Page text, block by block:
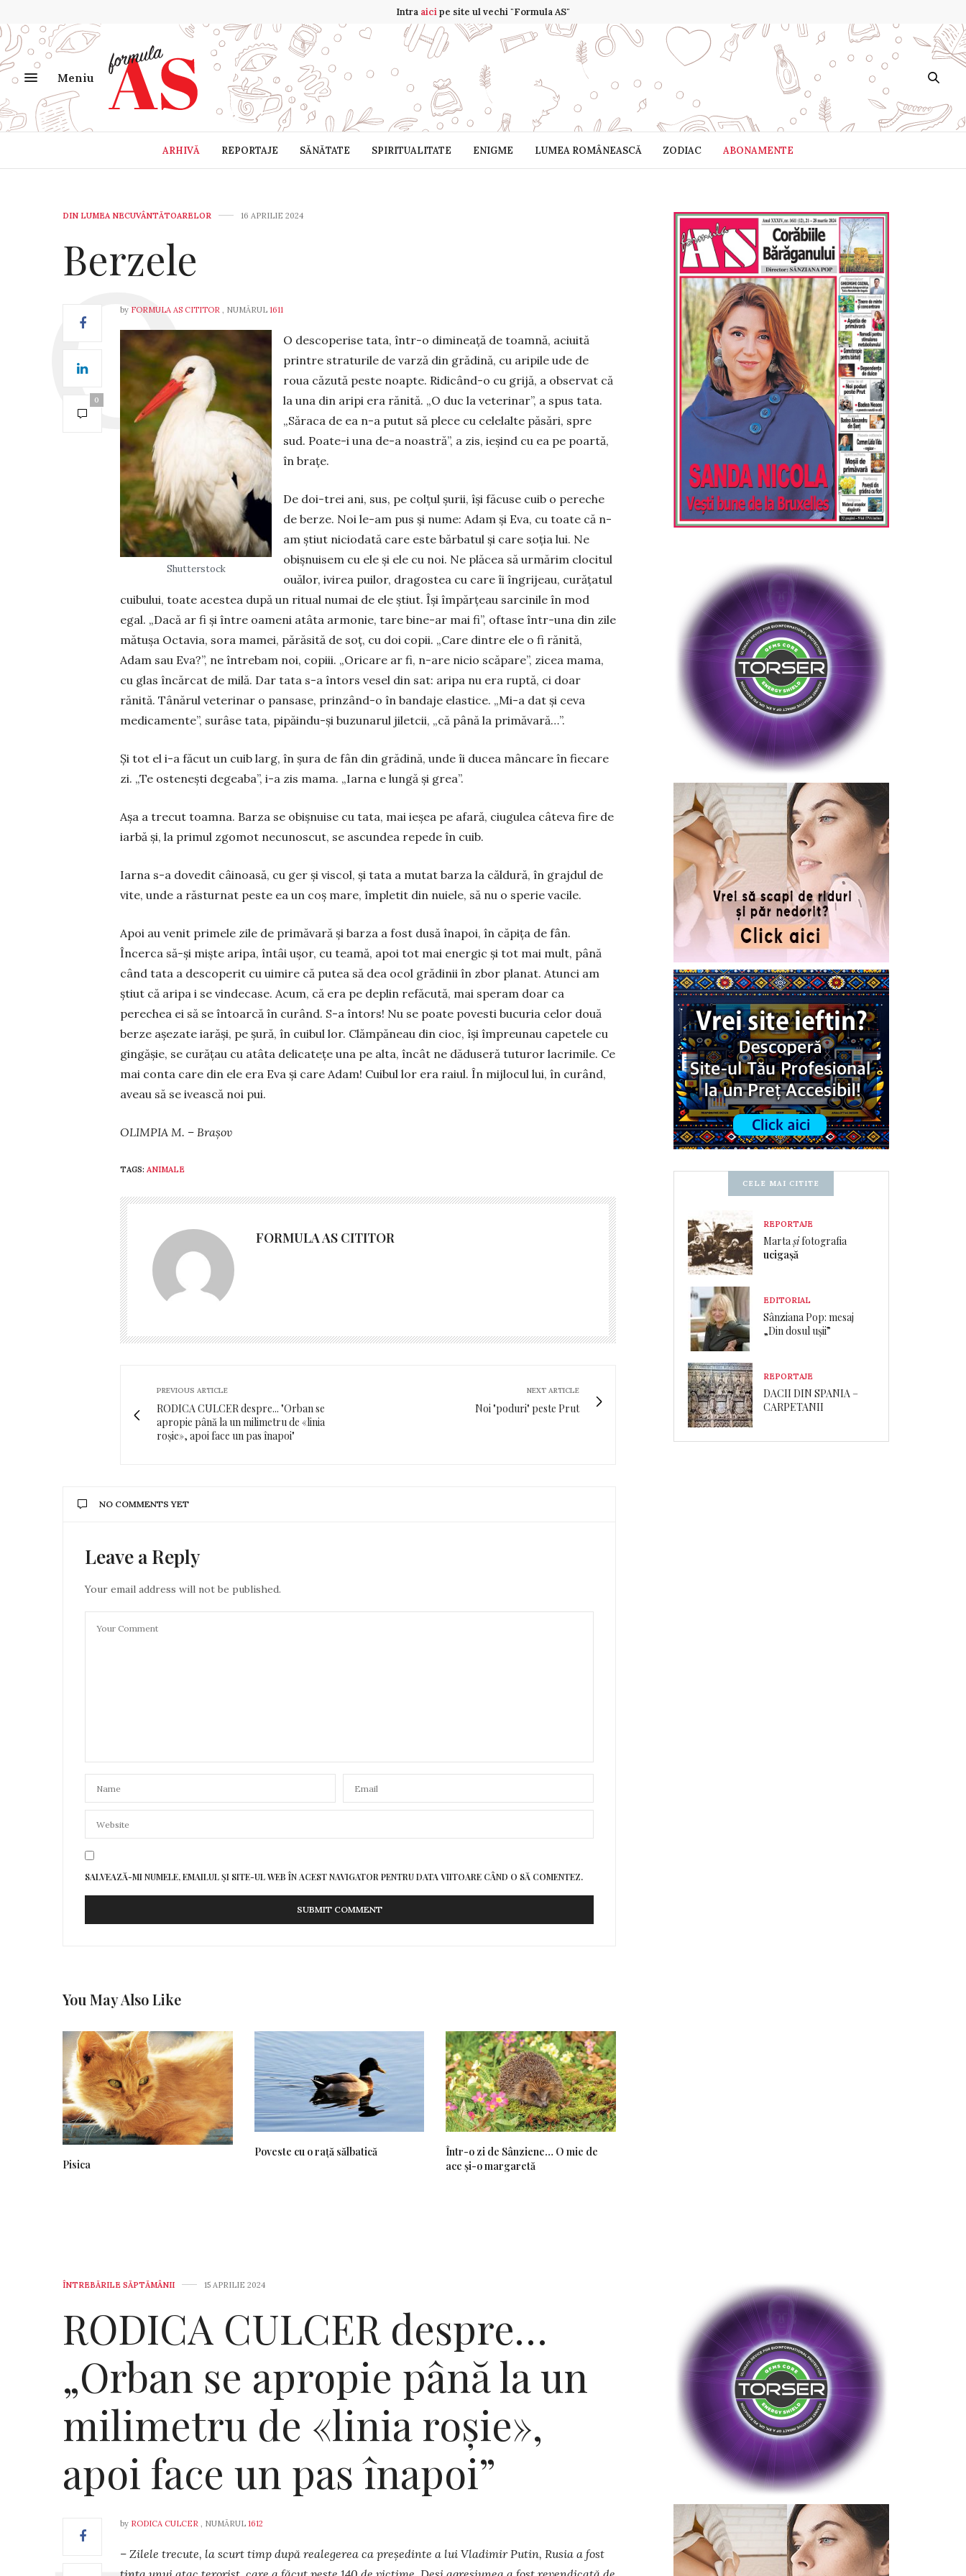
Intra aicipe site ul vechi "Formula AS"
Meniu
ARHIVĂ REPORTAJE SĂNĂTATE SPIRITUALITATE ENIGME LUMEA ROMÂNEASCĂ ZODIAC ABONAMENTE
DIN LUMEA NECUVÂNTĂTOARELOR 16 APRILIE 2024
Berzele
0
by FORMULA AS CITITOR , NUMĂRUL 1611
Shutterstock
O descoperise tata, într-o di­mineață de toamnă, aciu­ită
printre straturile de varză din grădină, cu aripile ude de
roua căzută peste noapte. Ridicând-o cu grijă, a observat că
la una din aripi era rănită. „O duc la veterinar”, a spus tata.
„Săraca de ea n-a putut să plece cu celelalte păsări, spre
sud. Poate-i una de-a noastră”, a zis, ieșind cu ea pe poartă,
în brațe.
De doi-trei ani, sus, pe colțul șu­rii, își făcuse cuib o pereche
de ber­ze. Noi le-am pus și nume: Adam și Eva, cu toate că n-
am știut niciodată care este bărbatul și care soția lui. Ne
obișnuisem cu ele și ele cu noi. Ne plăcea să urmărim clocitul
ouălor, ivirea puilor, dragostea cu care îi îngri­jeau, curățatul
cui­bului, toate acestea după un ritual numai de ele știut. Își împărțeau sarcinile în mod
egal. „Dacă ar fi și între oameni atâta armonie, tare bine-ar mai fi”, oftase într-una din zile
mătușa Octavia, sora mamei, pă­răsită de soț, cu doi copii. „Care dintre ele o fi rănită,
Adam sau Eva?”, ne întrebam noi, copiii. „Oricare ar fi, n-are nicio scăpare”, zicea mama,
cu glas încărcat de milă. Dar tata s-a întors vesel din sat: aripa nu era ruptă, ci doar
rănită. Tânărul veterinar o pansase, prinzând-o în bandaje elastice. „Mi-a dat și ceva
medicamente”, surâse tata, pi­păin­du-și buzunarul jiletcii, „că până la primăvară…”.
Și tot el i-a făcut un cuib larg, în șura de fân din grădină, unde îi ducea mâncare în fiecare
zi. „Te ostenești degeaba”, i-a zis mama. „Iarna e lungă și grea”.
Așa a trecut toamna. Barza se obișnuise cu tata, mai ieșea pe afară, ciugulea câteva fire de
iarbă și, la primul zgomot necunoscut, se ascundea repede în cuib.
Iarna s-a dovedit câinoasă, cu ger și viscol, și tata a mutat barza la căldură, în grajdul de
vite, unde a răsturnat peste ea un coș mare, împletit din nuiele, să nu o sperie vacile.
Apoi au venit primele zile de primăvară și barza a fost dusă înapoi, în căpița de fân.
Încerca să-și miște aripa, întâi ușor, cu teamă, apoi tot mai ener­gic și tot mai mult, până
când tata a descoperit cu uimire că putea să dea ocol grădinii în zbor planat. Atunci am
știut că aripa i se vindecase. Acum, că era pe deplin refăcută, mai speram doar ca
perechea ei să se întoarcă în curând. S-a întors! Nu se poate povesti bucuria celor două
berze așezate iarăși, pe șură, în cuibul lor. Clămpăneau din cioc, își îm­pre­u­nau capetele cu
gingășie, se curățau cu atâta deli­ca­tețe una pe alta, încât ne dăduseră tuturor la­cri­mile. Ce
mai conta care din ele era Eva și care Adam! Cuibul lor era raiul. În mijlocul lui, în curând,
aveau să se ivească noi pui.
OLIMPIA M. – Brașov
TAGS: ANIMALE
FORMULA AS CITITOR
PREVIOUS ARTICLE
RODICA CULCER despre... "Orban se
apropie până la un milimetru de «linia
roșie», apoi face un pas înapoi"
NEXT ARTICLE
Noi "poduri" peste Prut
NO COMMENTS YET
Leave a Reply
Your email address will not be published.
SALVEAZĂ-MI NUMELE, EMAILUL ȘI SITE-UL WEB ÎN ACEST NAVIGATOR PENTRU DATA VIITOARE CÂND O SĂ COMENTEZ.
You May Also Like
Pisica
Poveste cu o rață sălbatică
Într-o zi de Sânziene… O mie de
ace și-o margaretă
CELE MAI CITITE
REPORTAJE
Martașifotografia
ucigașă
EDITORIAL
Sânziana Pop: mesaj
„Din dosul ușii”
REPORTAJE
DACII DIN SPANIA –
CARPETANII
ÎNTREBĂRILE SĂPTĂMÂNII 15 APRILIE 2024
RODICA CULCER despre…
„Orban se apropie până la un
milimetru de «linia roșie»,
apoi face un pas înapoi”
by RODICA CULCER , NUMĂRUL 1612
– Zilele trecute, la scurt timp după realegerea ca președinte a lui Vladimir Putin, Rusia a fost